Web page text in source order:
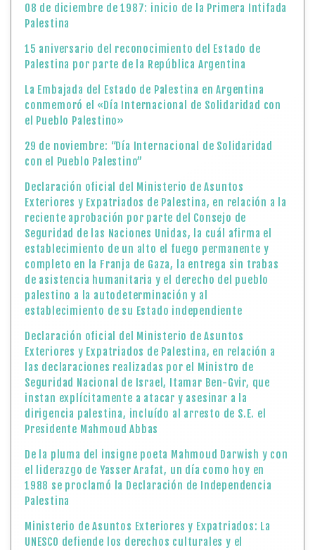
08 de diciembre de 1987: inicio de la Primera Intifada
Palestina
15 aniversario del reconocimiento del Estado de
Palestina por parte de la República Argentina
La Embajada del Estado de Palestina en Argentina
conmemoró el «Día Internacional de Solidaridad con
el Pueblo Palestino»
29 de noviembre: “Día Internacional de Solidaridad
con el Pueblo Palestino”
Declaración oficial del Ministerio de Asuntos
Exteriores y Expatriados de Palestina, en relación a la
reciente aprobación por parte del Consejo de
Seguridad de las Naciones Unidas, la cuál afirma el
establecimiento de un alto el fuego permanente y
completo en la Franja de Gaza, la entrega sin trabas
de asistencia humanitaria y el derecho del pueblo
palestino a la autodeterminación y al
establecimiento de su Estado independiente
Declaración oficial del Ministerio de Asuntos
Exteriores y Expatriados de Palestina, en relación a
las declaraciones realizadas por el Ministro de
Seguridad Nacional de Israel, Itamar Ben-Gvir, que
instan explícitamente a atacar y asesinar a la
dirigencia palestina, incluído al arresto de S.E. el
Presidente Mahmoud Abbas
De la pluma del insigne poeta Mahmoud Darwish y con
el liderazgo de Yasser Arafat, un día como hoy en
1988 se proclamó la Declaración de Independencia
Palestina
Ministerio de Asuntos Exteriores y Expatriados: La
UNESCO defiende los derechos culturales y el